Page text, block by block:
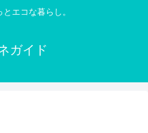
エコな暮らし。
ガイド